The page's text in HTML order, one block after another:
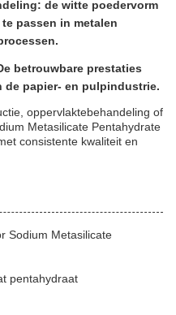
de witte poedervorm
passen in metalen
betrouwbare prestaties
de papier- en pulpindustrie.
oppervlaktebehandeling of
Metasilicate Pentahydrate
consistente kwaliteit en
Sodium Metasilicate
pentahydraat